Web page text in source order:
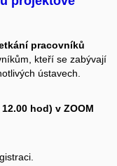
pracovníků
kteří se zabývají
ústavech.
12.00 hod) v ZOOM
.